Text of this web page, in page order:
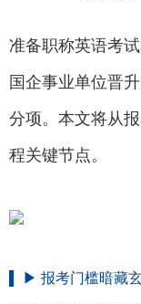
准备职称英语考
国企事业单位晋
分项。本文将从
程关键节点。
▶ 报考门槛暗藏